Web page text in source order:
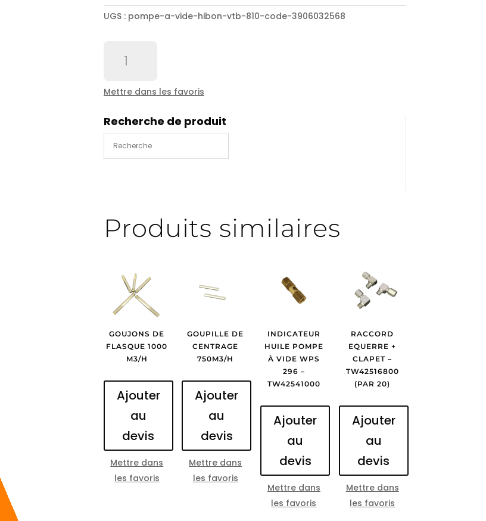
UGS : pompe-a-vide-hibon-vtb-810-code-3906032568
a
HIBON
VTB
810
CODE
Mettre dans les favoris
Recherche de produit
Produits similaires
GOUJONS DE
FLASQUE 1000
M3/H
Ajouter
au
devis
Mettre dans
les favoris
GOUPILLE DE
CENTRAGE
750M3/H
Ajouter
au
devis
Mettre dans
les favoris
INDICATEUR
HUILE POMPE
À VIDE WPS
296 –
TW42541000
Ajouter
au
devis
Mettre dans
les favoris
RACCORD
EQUERRE +
CLAPET –
TW42516800
(PAR 20)
Ajouter
au
devis
Mettre dans
les favoris